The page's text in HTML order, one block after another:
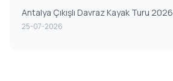
Antalya Çıkışlı Davraz Kayak Turu 2026
25-07-2026